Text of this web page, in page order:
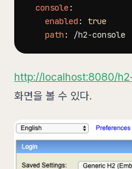
console :
enabled :
true
path : /h2-
http://localhost:8080/
화면을 볼 수 있다.